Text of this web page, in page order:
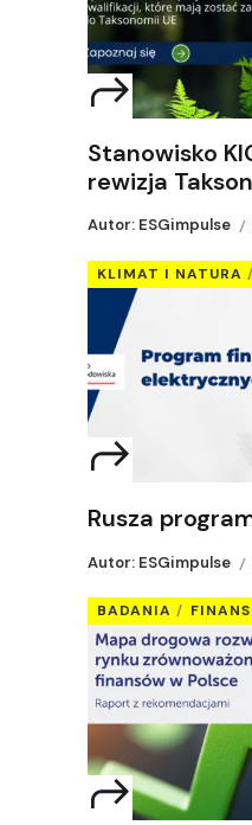
Stanowisko
rewizja
Autor: ESGimpulse
KLIMAT I NATURA
Rusza
Autor: ESGimpulse
BADANIA